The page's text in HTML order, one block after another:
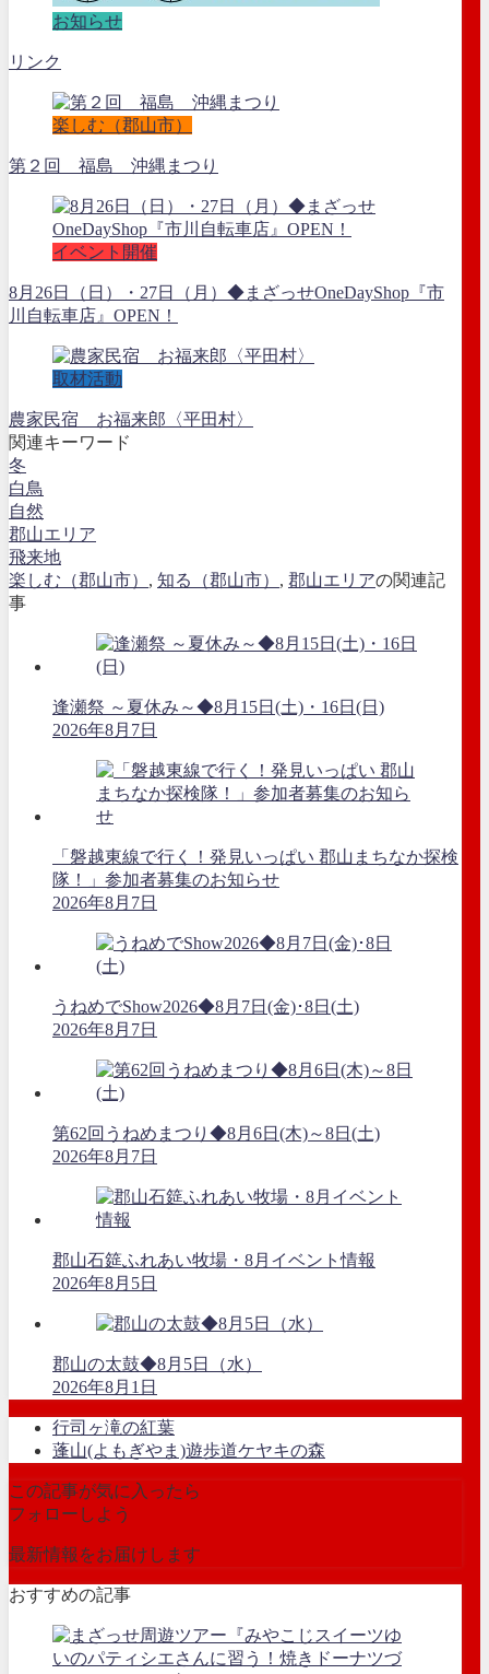
お知らせ
リンク
楽しむ（郡山市）
第２回 福島 沖縄まつり
イベント開催
8月26日（日）・27日（月）◆まざっせOneDayShop『市
川自転車店』OPEN！
取材活動
農家民宿 お福来郎〈平田村〉
関連キーワード
冬
白鳥
自然
郡山エリア
飛来地
楽しむ（郡山市） , 知る（郡山市） , 郡山エリアの関連記
事
逢瀬祭 ～夏休み～◆8月15日(土)・16日(日)
2026年8月7日
「磐越東線で行く！発見いっぱい 郡山まちなか探検
隊！」参加者募集のお知らせ
2026年8月7日
うねめでShow2026◆8月7日(金)･8日(土)
2026年8月7日
第62回うねめまつり◆8月6日(木)～8日(土)
2026年8月7日
郡山石筵ふれあい牧場・8月イベント情報
2026年8月5日
郡山の太鼓◆8月5日（水）
2026年8月1日
行司ヶ滝の紅葉
蓬山(よもぎやま)遊歩道ケヤキの森
この記事が気に入ったら
フォローしよう
最新情報をお届けします
おすすめの記事